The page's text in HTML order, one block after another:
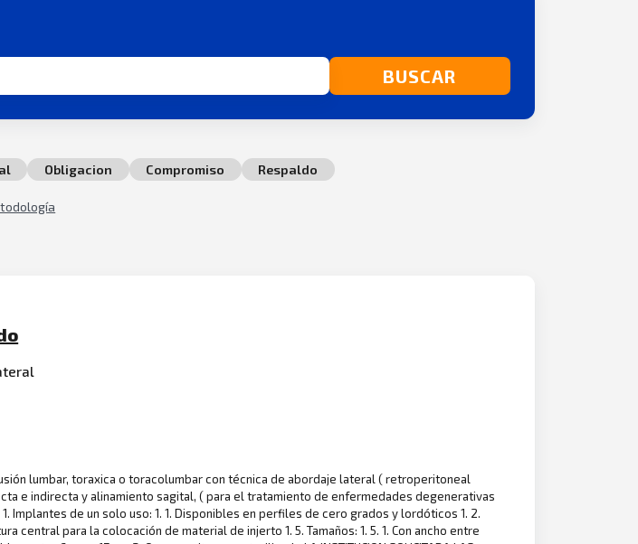
BUSCAR
Obligacion Compromiso Respaldo
fusión lumbar, toraxica o toracolumbar con técnica de abordaje lateral ( retroperitoneal
e indirecta y alinamiento sagital, ( para el tratamiento de enfermedades degenerativas
de un solo uso: 1. 1. Disponibles en perfiles de cero grados y lordóticos 1. 2.
central para la colocación de material de injerto 1. 5. Tamaños: 1. 5. 1. Con ancho entre